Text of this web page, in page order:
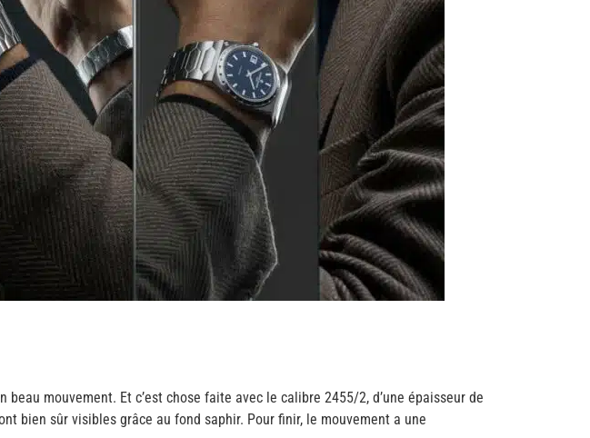
mouvement. Et c’est chose faite avec le calibre 2455/2, d’une épaisseur de
bien sûr visibles grâce au fond saphir. Pour finir, le mouvement a une